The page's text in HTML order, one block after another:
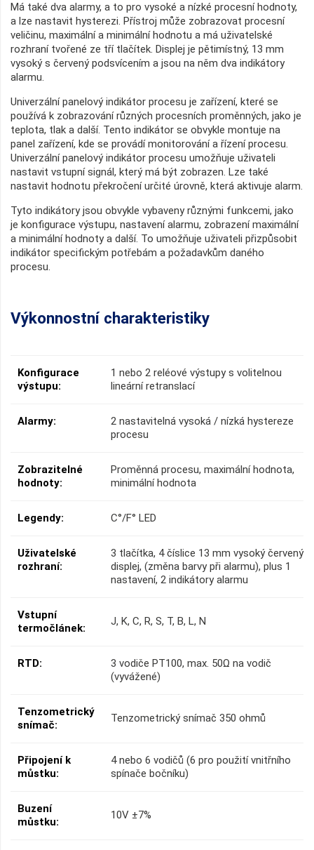
Má také dva alarmy, a to pro vysoké a nízké procesní hodnoty,
a lze nastavit hysterezi. Přístroj může zobrazovat procesní
veličinu, maximální a minimální hodnotu a má uživatelské
rozhraní tvořené ze tří tlačítek. Displej je pětimístný, 13 mm
vysoký s červený podsvícením a jsou na něm dva indikátory
alarmu.
Univerzální panelový indikátor procesu je zařízení, které se
používá k zobrazování různých procesních proměnných, jako je
teplota, tlak a další. Tento indikátor se obvykle montuje na
panel zařízení, kde se provádí monitorování a řízení procesu.
Univerzální panelový indikátor procesu umožňuje uživateli
nastavit vstupní signál, který má být zobrazen. Lze také
nastavit hodnotu překročení určité úrovně, která aktivuje alarm.
Tyto indikátory jsou obvykle vybaveny různými funkcemi, jako
je konfigurace výstupu, nastavení alarmu, zobrazení maximální
a minimální hodnoty a další. To umožňuje uživateli přizpůsobit
indikátor specifickým potřebám a požadavkům daného
procesu.
Výkonnostní charakteristiky
Konfigurace
výstupu:
1 nebo 2 reléové výstupy s volitelnou
lineární retranslací
Alarmy:
2 nastavitelná vysoká / nízká hystereze
procesu
Zobrazitelné
hodnoty:
Proměnná procesu, maximální hodnota,
minimální hodnota
Legendy: C°/F° LED
Uživatelské
rozhraní:
3 tlačítka, 4 číslice 13 mm vysoký červený
displej, (změna barvy při alarmu), plus 1
nastavení, 2 indikátory alarmu
Vstupní
termočlánek:
J, K, C, R, S, T, B, L, N
RTD:
3 vodiče PT100, max. 50Ω na vodič
(vyvážené)
Tenzometrický
snímač:
Tenzometrický snímač 350 ohmů
Připojení k
můstku:
4 nebo 6 vodičů (6 pro použití vnitřního
spínače bočníku)
Buzení
můstku:
10V ±7%